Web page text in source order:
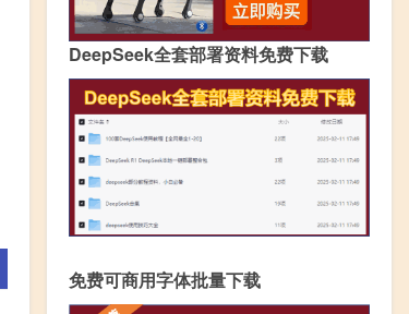
DeepSeek全套部署资料免费下载
免费可商用字体批量下载